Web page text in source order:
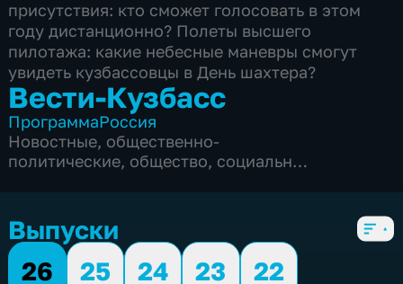
присутствия: кто сможет голосовать в этом
году дистанционно? Полеты высшего
пилотажа: какие небесные маневры смогут
увидеть кузбассовцы в День шахтера?
Вести-Кузбасс
ПрограммаРоссия
Новостные, общественно-
политические, общество, социально-
Выпуски
26
25 24 23
22